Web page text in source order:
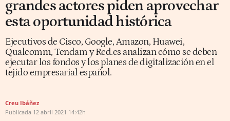
grandes actores piden aprovechar
esta oportunidad histórica
Ejecutivos de Cisco, Google, Amazon, Huawei,
Qualcomm, Tendam y Red.es analizan cómo se deben
ejecutar los fondos y los planes de digitalización en el
tejido empresarial español.
Creu Ibáñez
Publicada 12 abril 2021 14:42h